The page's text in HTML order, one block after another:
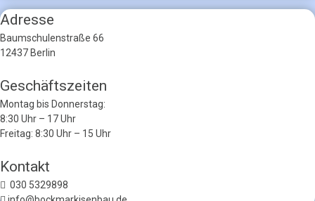
Adresse
Baumschulenstraße 66
12437 Berlin
Geschäftszeiten
Montag bis Donnerstag:
8:30 Uhr – 17 Uhr
Freitag: 8:30 Uhr – 15 Uhr
Kontakt
030 5329898